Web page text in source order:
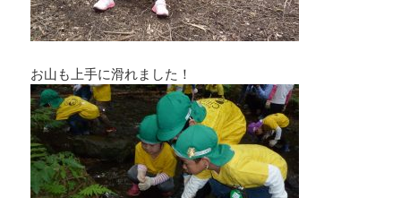
お山も上手に滑れました！